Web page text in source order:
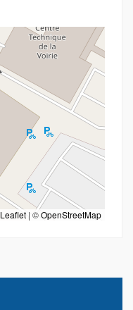
Leaflet | ©OpenStreetMap